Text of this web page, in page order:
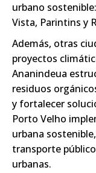
urbano
Vista, Parintins y
Además, otras
proyectos
Ananindeua
residuos
y fortalecer
Porto Velho
urbana
transporte
urbanas.